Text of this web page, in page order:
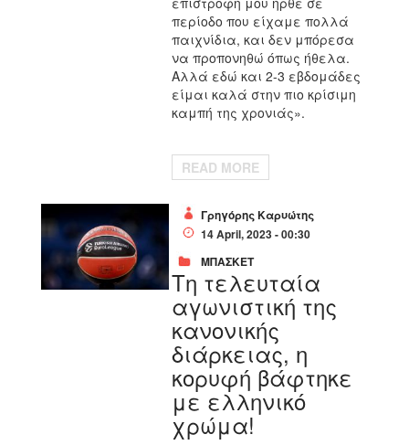
περίοδο που είχαμε πολλά
παιχνίδια, και δεν μπόρεσα
να προπονηθώ όπως ήθελα.
Αλλά εδώ και 2-3 εβδομάδες
είμαι καλά στην πιο κρίσιμη
καμπή της χρονιάς».
READ MORE
Γρηγόρης Καρυώτης
14 April, 2023 - 00:30
ΜΠΑΣΚΕΤ
Τη τελευταία
αγωνιστική της
κανονικής
διάρκειας, η
κορυφή βάφτηκε
με ελληνικό
χρώμα!